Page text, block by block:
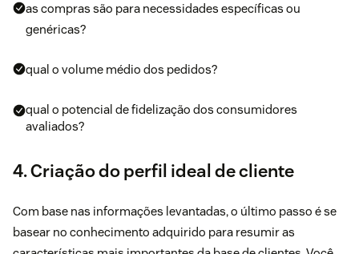
as compras são para necessidades específicas ou
genéricas?
qual o volume médio dos pedidos?
qual o potencial de fidelização dos consumidores
avaliados?
4. Criação do perfil ideal de cliente
Com base nas informações levantadas, o último passo é se
basear no conhecimento adquirido para resumir as